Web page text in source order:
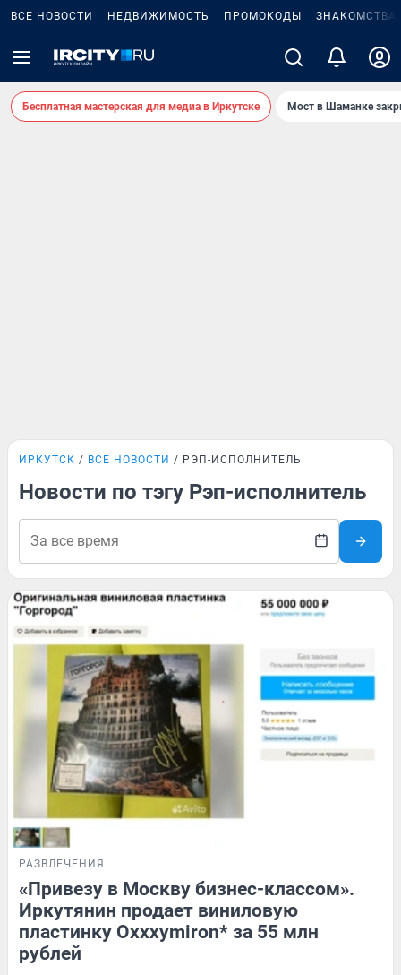
ВСЕ НОВОСТИ НЕДВИЖИМОСТЬ ПРОМОКОДЫ ЗНАКОМСТВА
Бесплатная мастерская для медиа в Иркутске Мост в Шаманке
ИРКУТСК ВСЕ НОВОСТИ РЭП-ИСПОЛНИТЕЛЬ
Новости по тэгу Рэп-исполнитель
РАЗВЛЕЧЕНИЯ
«Привезу в Москву бизнес-классом».
Иркутянин продает виниловую
пластинку Oxxxymiron* за 55 млн
рублей